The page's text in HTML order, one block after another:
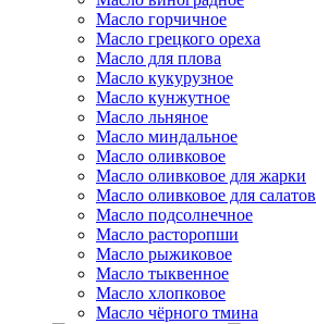
Масло горчичное
Масло грецкого ореха
Масло для плова
Масло кукурузное
Масло кунжутное
Масло льняное
Масло миндальное
Масло оливковое
Масло оливковое для жарки
Масло оливковое для салатов
Масло подсолнечное
Масло расторопши
Масло рыжиковое
Масло тыквенное
Масло хлопковое
Масло чёрного тмина